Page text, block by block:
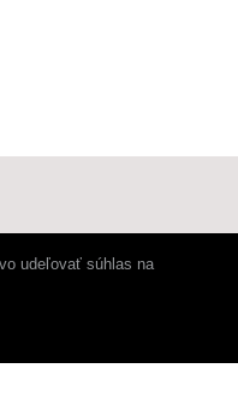
udeľovať súhlas na